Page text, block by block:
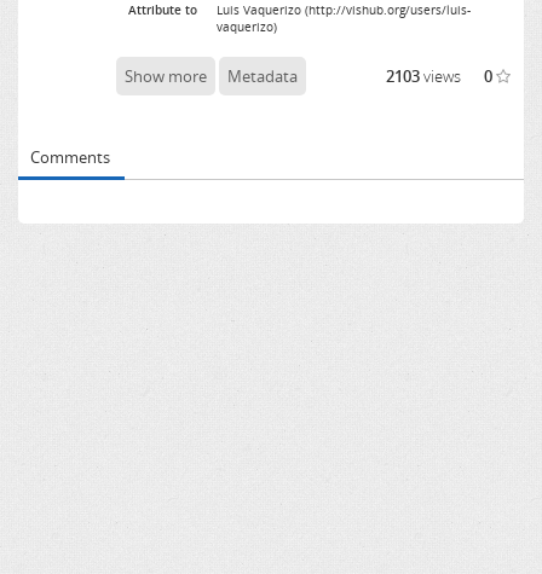
Attribute to
Luis Vaquerizo (http://vishub.org/users/luis-
vaquerizo)
Show more Metadata 2103views 0
Comments